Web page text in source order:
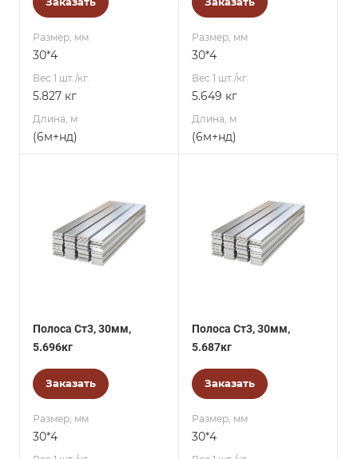
Размер, мм
30*4
Вес 1 шт./кг.
5.827 кг
Длина, м
(6м+нд)
Размер, мм
30*4
Вес 1 шт./кг.
5.649 кг
Длина, м
(6м+нд)
Полоса Ст3, 30мм,
5.696кг
Заказать
Размер, мм
30*4
Полоса Ст3, 30мм,
5.687кг
Заказать
Размер, мм
30*4